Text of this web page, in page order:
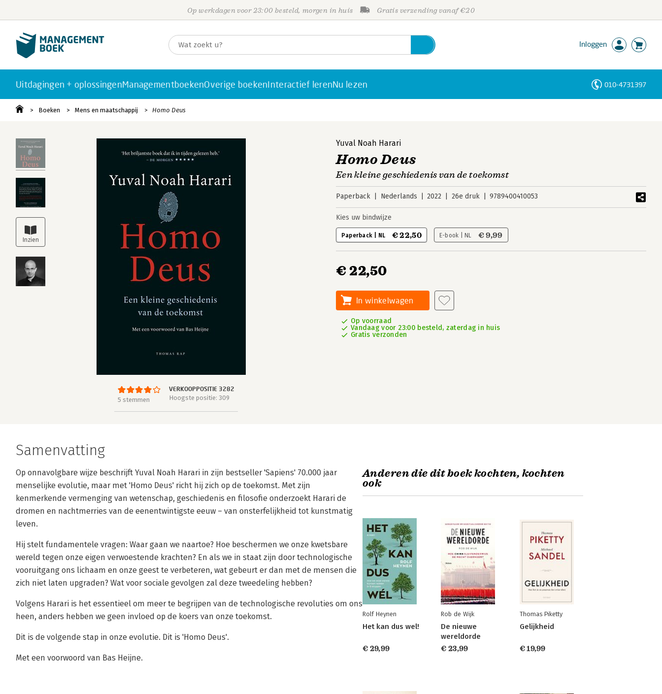
Op werkdagen voor 23:00 besteld, morgen in huis Gratis verzending vanaf €20
Inloggen
Uitdagingen + oplossingenManagementboekenOverige boekenInteractief lerenNu lezen 010-4731397
Boeken Mens en maatschappij Homo Deus
5 stemmen
VERKOOPPOSITIE 3282
Hoogste positie: 309
Yuval Noah Harari
Homo Deus
Een kleine geschiedenis van de toekomst
Paperback Nederlands 2022 26e druk 9789400410053
Kies uw bindwijze
Paperback | NL € 22,50 E-book | NL € 9,99
€ 22,50
In winkelwagen
Op voorraad
Vandaag voor 23:00 besteld, zaterdag in huis
Gratis verzonden
Samenvatting
Op onnavolgbare wijze beschrijft Yuval Noah Harari in zijn bestseller 'Sapiens' 70.000 jaar
menselijke evolutie, maar met 'Homo Deus' richt hij zich op de toekomst. Met zijn
kenmerkende vermenging van wetenschap, geschiedenis en filosofie onderzoekt Harari de
dromen en nachtmerries van de eenentwintigste eeuw – van onsterfelijkheid tot kunstmatig
leven.
Hij stelt fundamentele vragen: Waar gaan we naartoe? Hoe beschermen we onze kwetsbare
wereld tegen onze eigen verwoestende krachten? En als we in staat zijn door technologische
vooruitgang ons lichaam en onze geest te verbeteren, wat gebeurt er dan met de mensen die
zich niet laten upgraden? Wat voor sociale gevolgen zal deze tweedeling hebben?
Volgens Harari is het essentieel om meer te begrijpen van de technologische revoluties om ons
heen, anders hebben we geen invloed op de koers van onze toekomst.
Dit is de volgende stap in onze evolutie. Dit is 'Homo Deus'.
Met een voorwoord van Bas Heijne.
Anderen die dit boek kochten, kochten
ook
Rolf Heynen
Het kan dus wel!
€ 29,99
Rob de Wijk
De nieuwe
wereldorde
€ 23,99
Thomas Piketty
Gelijkheid
€ 19,99
Personen